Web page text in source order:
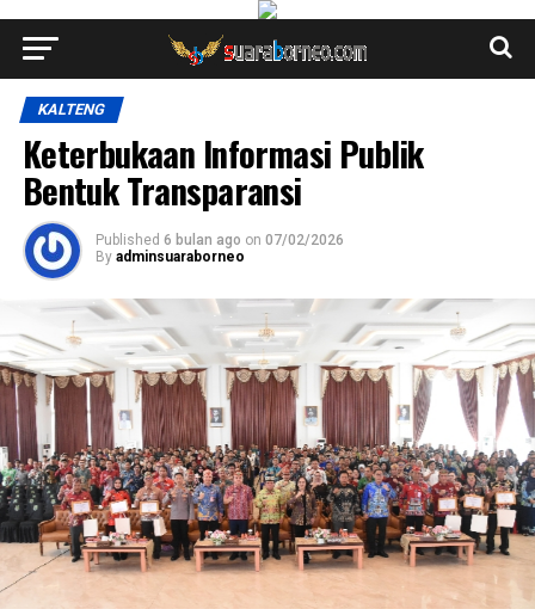
KALTENG
Keterbukaan Informasi Publik
Bentuk Transparansi
Published 6 bulan ago on 07/02/2026
By adminsuaraborneo